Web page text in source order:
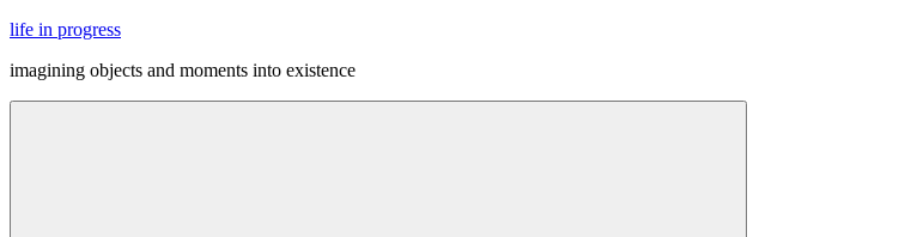
Skip
content
life in progress
imagining objects and moments into existence